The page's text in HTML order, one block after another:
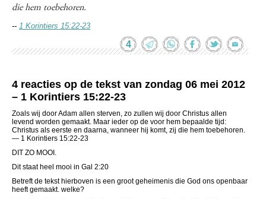
die hem toebehoren.
-- 1 Korintiers 15:22-23
4
4 reacties op de tekst van zondag 06 mei 2012
– 1 Korintiers 15:22-23
Zoals wij door Adam allen sterven, zo zullen wij door Christus allen
levend worden gemaakt. Maar ieder op de voor hem bepaalde tijd:
Christus als eerste en daarna, wanneer hij komt, zij die hem toebehoren.
— 1 Korintiers 15:22-23
DIT ZO MOOI.
Dit staat heel mooi in Gal 2:20
Betreft de tekst hierboven is een groot geheimenis die God ons openbaar
heeft gemaakt. welke?